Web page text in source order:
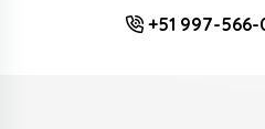
+51 997-566-